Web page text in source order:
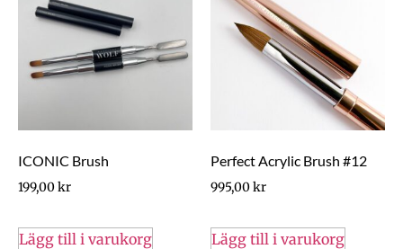
ICONIC Brush
199,00kr
Lägg till i varukorg
Perfect Acrylic Brush #12
995,00kr
Lägg till i varukorg